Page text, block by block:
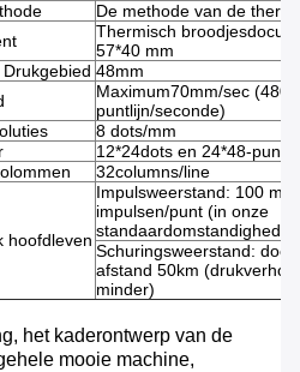
De methode van de
Thermisch
57*40 mm
Drukgebied 48mm
Maximum70mm/sec (480
puntlijn/seconde)
8 dots/mm
12*24dots en 24*48-
32columns/line
hoofdleven
Impulsweerstand: 100
impulsen/punt (in onze
Schuringsweerstand:
afstand 50km
minder)
het kaderontwerp van de
mooie machine,